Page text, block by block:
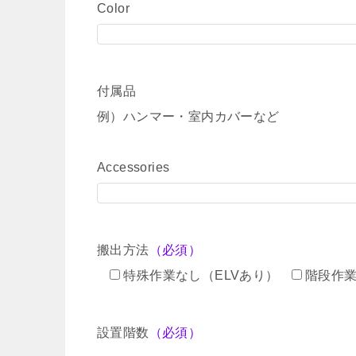
Color
付属品
例）ハンマー・室内カバーなど
Accessories
搬出方法 （必須）
特殊作業なし（ELVあり）
階段作
設置階数 （必須）